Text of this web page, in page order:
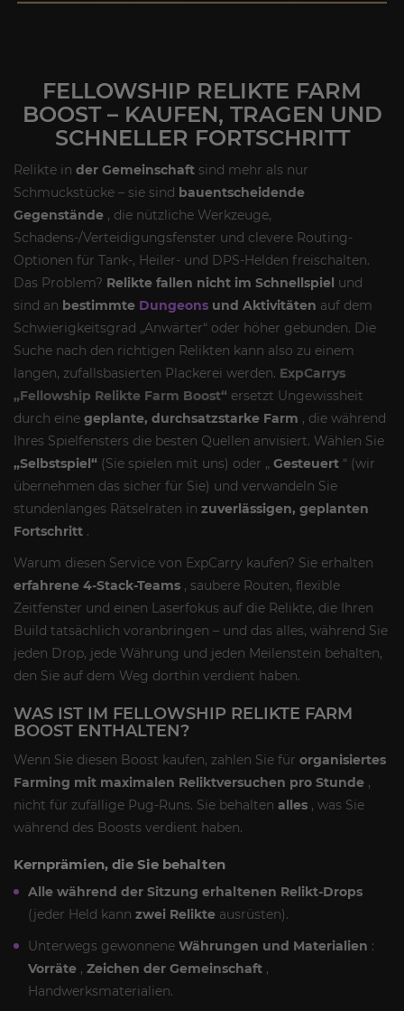
FELLOWSHIP RELIKTE FARM
BOOST – KAUFEN, TRAGEN UND
SCHNELLER FORTSCHRITT
Relikte in der Gemeinschaft sind mehr als nur
Schmuckstücke – sie sind bauentscheidende
Gegenstände , die nützliche Werkzeuge,
Schadens-/Verteidigungsfenster und clevere Routing-
Optionen für Tank-, Heiler- und DPS-Helden freischalten.
Das Problem? Relikte fallen nicht im Schnellspiel und
sind an bestimmte Dungeons und Aktivitäten auf dem
Schwierigkeitsgrad „Anwärter“ oder höher gebunden. Die
Suche nach den richtigen Relikten kann also zu einem
langen, zufallsbasierten Plackerei werden. ExpCarrys
„Fellowship Relikte Farm Boost“ ersetzt Ungewissheit
durch eine geplante, durchsatzstarke Farm , die während
Ihres Spielfensters die besten Quellen anvisiert. Wählen Sie
„Selbstspiel“ (Sie spielen mit uns) oder „ Gesteuert “ (wir
übernehmen das sicher für Sie) und verwandeln Sie
stundenlanges Rätselraten in zuverlässigen, geplanten
Fortschritt .
Warum diesen Service von ExpCarry kaufen? Sie erhalten
erfahrene 4-Stack-Teams , saubere Routen, flexible
Zeitfenster und einen Laserfokus auf die Relikte, die Ihren
Build tatsächlich voranbringen – und das alles, während Sie
jeden Drop, jede Währung und jeden Meilenstein behalten,
den Sie auf dem Weg dorthin verdient haben.
WAS IST IM FELLOWSHIP RELIKTE FARM
BOOST ENTHALTEN?
Wenn Sie diesen Boost kaufen, zahlen Sie für organisiertes
Farming mit maximalen Reliktversuchen pro Stunde ,
nicht für zufällige Pug-Runs. Sie behalten alles , was Sie
während des Boosts verdient haben.
Kernprämien, die Sie behalten
Alle während der Sitzung erhaltenen Relikt-Drops
(jeder Held kann zwei Relikte ausrüsten).
Unterwegs gewonnene Währungen und Materialien :
Vorräte , Zeichen der Gemeinschaft ,
Handwerksmaterialien.